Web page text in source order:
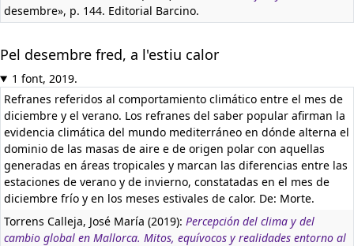
desembre», p. 144. Editorial Barcino.
Pel desembre fred, a l'estiu calor
1 font, 2019.
Refranes referidos al comportamiento climático entre el mes de
diciembre y el verano. Los refranes del saber popular afirman la
evidencia climática del mundo mediterráneo en dónde alterna el
dominio de las masas de aire e de origen polar con aquellas
generadas en áreas tropicales y marcan las diferencias entre las
estaciones de verano y de invierno, constatadas en el mes de
diciembre frío y en los meses estivales de calor. De: Morte.
Torrens Calleja, José María (2019): Percepción del clima y del
cambio global en Mallorca. Mitos, equívocos y realidades entorno al